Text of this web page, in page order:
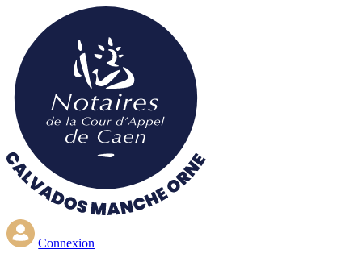
contenu
principal
Connexion